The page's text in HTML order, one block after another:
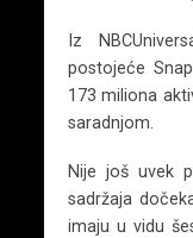
Iz
postojeće
173 miliona
saradnjom.
Nije još uvek
sadržaja
imaju u vidu